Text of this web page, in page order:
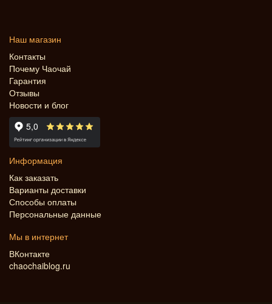
Наш магазин
Контакты
Почему Чаочай
Гарантия
Отзывы
Новости и блог
Информация
Как заказать
Варианты доставки
Способы оплаты
Персональные данные
Мы в интернет
ВКонтакте
chaochaiblog.ru